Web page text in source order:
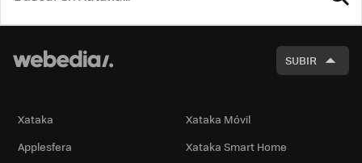
SUBIR
Xataka
Xataka Móvil
Applesfera
Xataka Smart Home